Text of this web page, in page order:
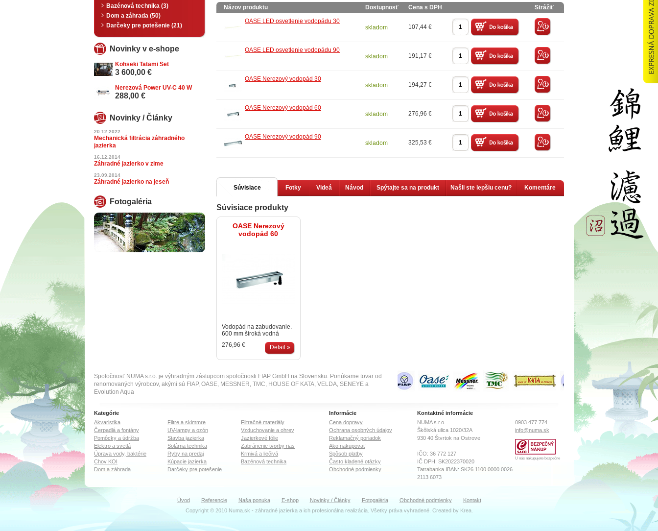
Názov produktu Dostupnosť Cena s DPH
Strážiť
OASE LED osvetlenie vodopádu 30
skladom
107,44 €
OASE LED osvetlenie vodopádu 90
skladom
191,17 €
OASE Nerezový vodopád 30
skladom
194,27 €
OASE Nerezový vodopád 60
skladom
276,96 €
OASE Nerezový vodopád 90
skladom
325,53 €
Súvisiace
produkty
Fotky Videá Návod Spýtajte sa na produkt Našli ste lepšiu cenu? Komentáre
Súvisiace produkty
OASE Nerezový
vodopád 60
Vodopád na zabudovanie.
600 mm široká vodná
blana môže padať z výšky
až jedného metra.
Vodopád má zabudované
šrúbenie 1" na dvoch
možností napojenia.
Vhodné pre prietok vody
od 2000 l/h do 5000 l/h.
276,96 € Detail »
Bazénová technika (3)
Dom a záhrada (50)
Darčeky pre potešenie (21)
Novinky v e-shope
Kohseki Tatami Set
3 600,00 €
Nerezová Power UV-C 40 W
288,00 €
Novinky / Články
20.12.2022
Mechanická filtrácia záhradného
jazierka
16.12.2014
Záhradné jazierko v zime
23.09.2014
Záhradné jazierko na jeseň
Fotogaléria
Spoločnosť NUMA s.r.o. je výhradným zástupcom spoločnosti FIAP GmbH na Slovensku. Ponúkame tovar od
renomovaných výrobcov, akými sú FIAP, OASE, MESSNER, TMC, HOUSE OF KATA, VELDA, SENEYE a
Evolution Aqua
Kategórie
Akvaristika
Filtre a skimmre
Filtračné materiály
Čerpadlá a fontány
UV-lampy a ozón
Vzduchovanie a ohrev
Pomôcky a údržba
Stavba jazierka
Jazierkové fólie
Elektro a svetlá
Solárna technika
Zabránenie tvorby rias
Úprava vody, baktérie
Ryby na predaj
Krmivá a liečivá
Chov KOI
Kúpacie jazierka
Bazénová technika
Dom a záhrada
Darčeky pre potešenie
Informácie
Cena dopravy
Ochrana osobných údajov
Reklamačný poriadok
Ako nakupovať
Spôsob platby
Často kladené otázky
Obchodné podmienky
Kontaktné informácie
0903 477 774
info@numa.sk
U nás nakupujete bezpečne
NUMA s.r.o.
Škôlská ulica 1020/32A
930 40 Štvrtok na Ostrove
IČO: 36 772 127
IČ DPH: SK2022370020
Tatrabanka IBAN: SK26 1100 0000 0026
2113 6073
Oddiel: Sro, Vložka číslo: 18569/P
Úvod Referencie Naša ponuka E-shop Novinky / Články Fotogaléria Obchodné podmienky
Kontakt
Copyright © 2010 Numa.sk - záhradné jazierka a ich profesionálna realizácia. Všetky práva vyhradené. Created by Krea.